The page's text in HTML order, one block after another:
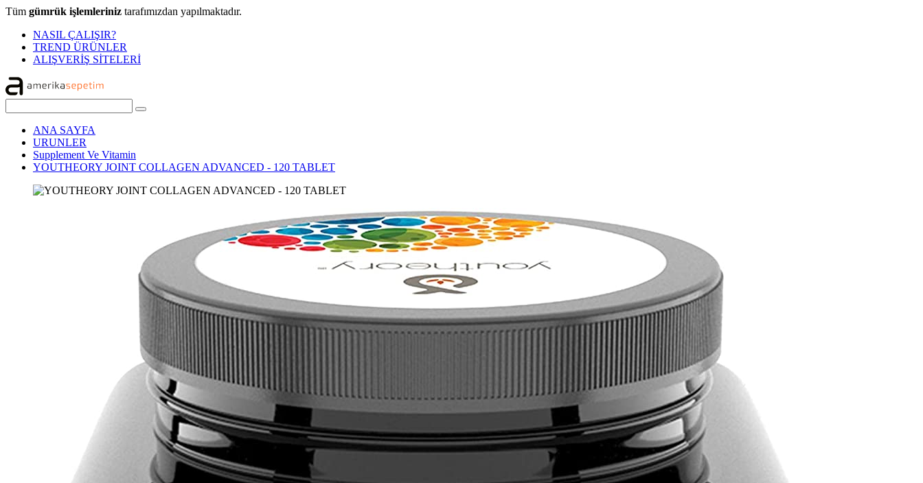
Tüm gümrük işlemleriniz tarafımızdan yapılmaktadır.
NASIL ÇALIŞIR?
TREND ÜRÜNLER
ALIŞVERİŞ SİTELERİ
ANA SAYFA
URUNLER
Supplement Ve Vitamin
YOUTHEORY JOINT COLLAGEN ADVANCED - 120 TABLET